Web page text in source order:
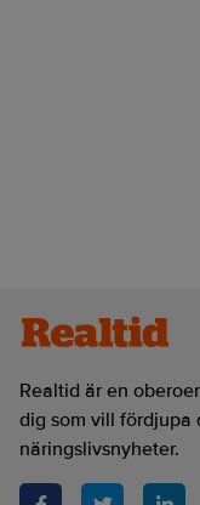
Realtid är en
dig som vill fördjupa
näringslivsnyheter.